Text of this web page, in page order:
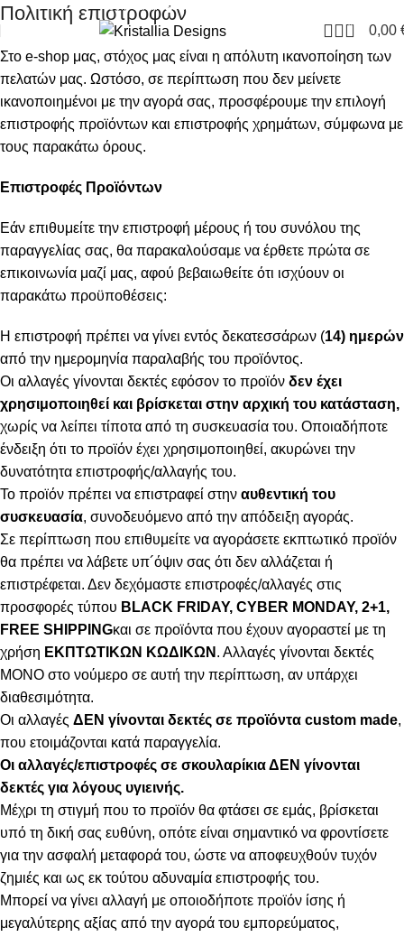
Join our newsletter and enjoy 10% Off
0 0,00
Πολιτική επιστροφών
Στο e-shop μας, στόχος μας είναι η απόλυτη ικανοποίηση των
πελατών μας. Ωστόσο, σε περίπτωση που δεν μείνετε
ικανοποιημένοι με την αγορά σας, προσφέρουμε την επιλογή
επιστροφής προϊόντων και επιστροφής χρημάτων, σύμφωνα με
τους παρακάτω όρους.
Επιστροφές Προϊόντων
Εάν επιθυμείτε την επιστροφή μέρους ή του συνόλου της
παραγγελίας σας, θα παρακαλούσαμε να έρθετε πρώτα σε
επικοινωνία μαζί μας, αφού βεβαιωθείτε ότι ισχύουν οι
παρακάτω προϋποθέσεις:
Η επιστροφή πρέπει να γίνει εντός δεκατεσσάρων (14) ημερών
από την ημερομηνία παραλαβής του προϊόντος.
Οι αλλαγές γίνονται δεκτές εφόσον το προϊόν δεν έχει
χρησιμοποιηθεί και βρίσκεται στην αρχική του κατάσταση,
χωρίς να λείπει τίποτα από τη συσκευασία του. Οποιαδήποτε
ένδειξη ότι το προϊόν έχει χρησιμοποιηθεί, ακυρώνει την
δυνατότητα επιστροφής/αλλαγής του.
Το προϊόν πρέπει να επιστραφεί στην αυθεντική του
συσκευασία, συνοδευόμενο από την απόδειξη αγοράς.
Σε περίπτωση που επιθυμείτε να αγοράσετε εκπτωτικό προϊόν
θα πρέπει να λάβετε υπ´όψιν σας ότι δεν αλλάζεται ή
επιστρέφεται. Δεν δεχόμαστε επιστροφές/αλλαγές στις
προσφορές τύπου BLACK FRIDAY, CYBER MONDAY, 2+1,
FREE SHIPPINGκαι σε προϊόντα που έχουν αγοραστεί με τη
χρήση ΕΚΠΤΩΤΙΚΩΝ ΚΩΔΙΚΩΝ . Αλλαγές γίνονται δεκτές
ΜΟΝΟ στο νούμερο σε αυτή την περίπτωση, αν υπάρχει
διαθεσιμότητα.
Οι αλλαγές ΔΕΝ γίνονται δεκτές σε προϊόντα custom made,
που ετοιμάζονται κατά παραγγελία.
Οι αλλαγές/επιστροφές σε σκουλαρίκια ΔΕΝ γίνονται
δεκτές για λόγους υγιεινής.
Μέχρι τη στιγμή που το προϊόν θα φτάσει σε εμάς, βρίσκεται
υπό τη δική σας ευθύνη, οπότε είναι σημαντικό να φροντίσετε
για την ασφαλή μεταφορά του, ώστε να αποφευχθούν τυχόν
ζημιές και ως εκ τούτου αδυναμία επιστροφής του.
Μπορεί να γίνει αλλαγή με οποιοδήποτε προϊόν ίσης ή
μεγαλύτερης αξίας από την αγορά του εμπορεύματος,